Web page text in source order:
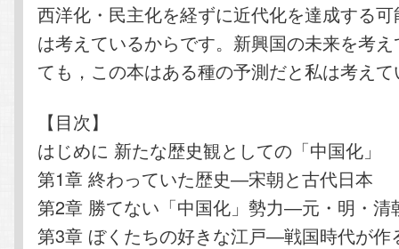
西洋化・民主化を経ずに近代化を達成する
は考えているからです。新興国の未来を考
ても，この本はある種の予測だと私は考え
【目次】
はじめに 新たな歴史観としての「中国化」
第1章 終わっていた歴史―宋朝と古代日本
第2章 勝てない「中国化」勢力―元・明・清
第3章 ぼくたちの好きな江戸―戦国時代が作